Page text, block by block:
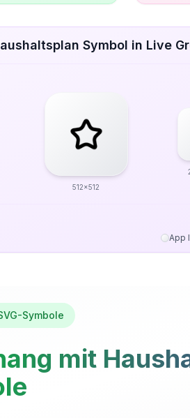
Symbol in Live
512x512
App
Symbole
mit